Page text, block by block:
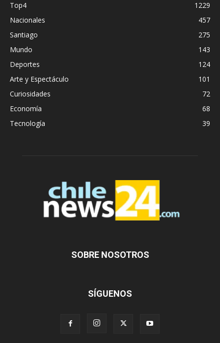
Top4
1229
Nacionales
457
Santiago
275
Mundo
143
Deportes
124
Arte y Espectáculo
101
Curiosidades
72
Economía
68
Tecnología
39
SOBRE NOSOTROS
SÍGUENOS